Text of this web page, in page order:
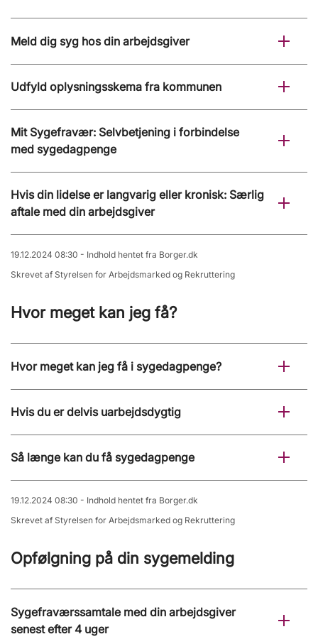
Meld dig syg hos din arbejdsgiver
Udfyld oplysningsskema fra kommunen
Mit Sygefravær: Selvbetjening i forbindelse
med sygedagpenge
Hvis din lidelse er langvarig eller kronisk: Særlig
aftale med din arbejdsgiver
19.12.2024 08:30 - Indhold hentet fra Borger.dk
Skrevet af Styrelsen for Arbejdsmarked og Rekruttering
Hvor meget kan jeg få?
Hvor meget kan jeg få i sygedagpenge?
Hvis du er delvis uarbejdsdygtig
Så længe kan du få sygedagpenge
19.12.2024 08:30 - Indhold hentet fra Borger.dk
Skrevet af Styrelsen for Arbejdsmarked og Rekruttering
Opfølgning på din sygemelding
Sygefraværssamtale med din arbejdsgiver
senest efter 4 uger